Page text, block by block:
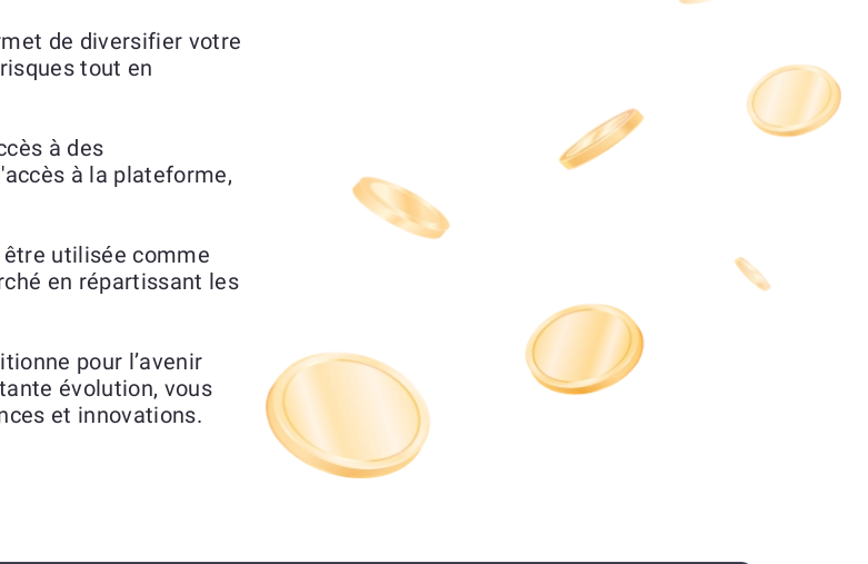
de diversifier votre
tout en
à des
à la plateforme,
être utilisée comme
en répartissant les
pour l’avenir
évolution, vous
et innovations.